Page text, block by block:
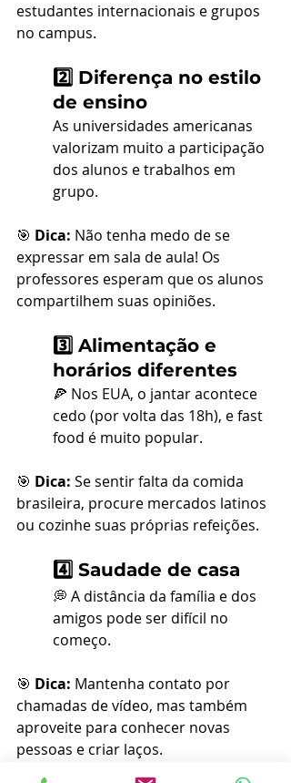
estudantes internacionais e grupos
no campus.
2️⃣ Diferença no estilo
de ensino
As universidades americanas
valorizam muito a participação
dos alunos e trabalhos em
grupo.
🎯 Dica: Não tenha medo de se
expressar em sala de aula! Os
professores esperam que os alunos
compartilhem suas opiniões.
3️⃣ Alimentação e
horários diferentes
🍕 Nos EUA, o jantar acontece
cedo (por volta das 18h), e fast
food é muito popular.
🎯 Dica: Se sentir falta da comida
brasileira, procure mercados latinos
ou cozinhe suas próprias refeições.
4️⃣ Saudade de casa
💭 A distância da família e dos
amigos pode ser difícil no
começo.
🎯 Dica: Mantenha contato por
chamadas de vídeo, mas também
aproveite para conhecer novas
pessoas e criar laços.